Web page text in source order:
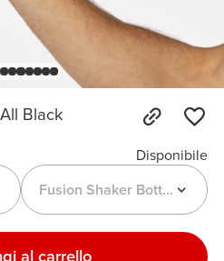
Black
Disponibile
Fusion Shaker Bottle
al carrello